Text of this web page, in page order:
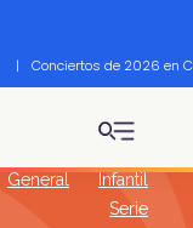
| Conciertos de 2026 en
General
Infantil
Serie